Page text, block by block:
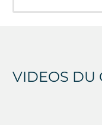
VIDEOS DU